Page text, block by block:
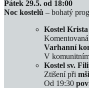
Pátek 29.5. od 18:00
Noc kostelů – bohatý
Kostel
Varhanní
V
Kostel sv.
Ztišení při
Od 19:30